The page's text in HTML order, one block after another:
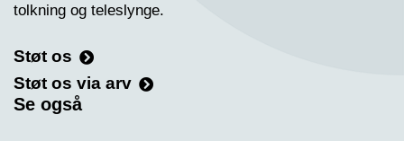
tolkning og teleslynge.
Støt os
Støt os via arv
Se også